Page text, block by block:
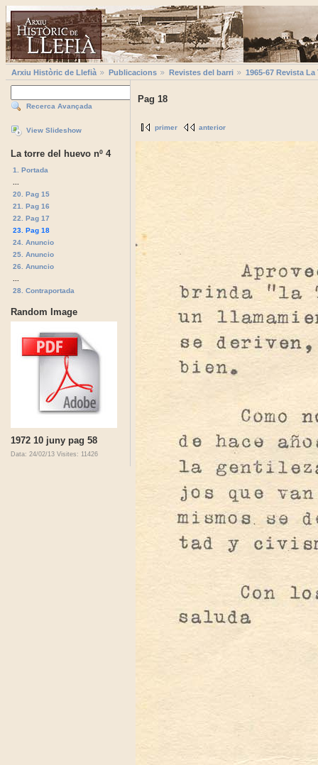
Arxiu Històric de Llefià Publicacions Revistes del barri 1965-67 Revista
Recerca Avançada
View Slideshow
La torre del huevo nº 4
1. Portada
20. Pag 15
21. Pag 16
22. Pag 17
23. Pag 18
24. Anuncio
25. Anuncio
26. Anuncio
28. Contraportada
Random Image
1972 10 juny pag 58
Data: 24/02/13 Visites: 11426
Pag 18
primer anterior